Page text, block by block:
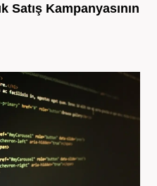
Satış Kampanyasının